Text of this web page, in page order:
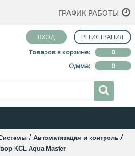
ГРАФИК РАБОТЫ
ВХОД
РЕГИСТРАЦИЯ
Товаров в корзине:
0
Сумма:
0
/ Автоматизация и контроль /
KCL Aqua Master